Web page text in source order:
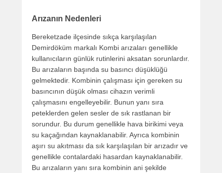
Arızanın Nedenleri
Bereketzade ilçesinde sıkça karşılaşılan
Demirdöküm markalı Kombi arızaları genellikle
kullanıcıların günlük rutinlerini aksatan sorunlardır.
Bu arızaların başında su basıncı düşüklüğü
gelmektedir. Kombinin çalışması için gereken su
basıncının düşük olması cihazın verimli
çalışmasını engelleyebilir. Bunun yanı sıra
peteklerden gelen sesler de sık rastlanan bir
sorundur. Bu durum genellikle hava birikimi veya
su kaçağından kaynaklanabilir. Ayrıca kombinin
aşırı su akıtması da sık karşılaşılan bir arızadır ve
genellikle contalardaki hasardan kaynaklanabilir.
Bu arızaların yanı sıra kombinin ani şekilde